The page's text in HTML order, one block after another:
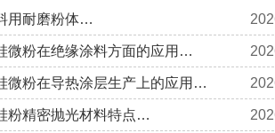
用耐磨粉体…
微粉在绝缘涂料方面的应用…
微粉在导热涂层生产上的应用…
粉精密抛光材料特点…